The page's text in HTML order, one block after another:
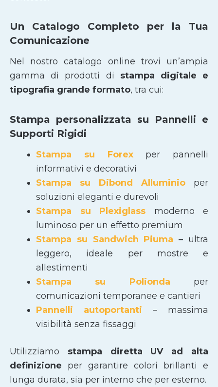
Un Catalogo Completo per la Tua
Comunicazione
Nel nostro catalogo online trovi un’ampia
gamma di prodotti di stampa digitale e
tipografia grande formato, tra cui:
Stampa personalizzata su Pannelli e
Supporti Rigidi
Stampa su Forexper pannelli
informativi e decorativi
Stampa su Dibond Alluminio per
soluzioni eleganti e durevoli
Stampa su Plexiglass moderno e
luminoso per un effetto premium
Stampa su Sandwich Piuma – ultra
leggero, ideale per mostre e
allestimenti
Stampa su Polionda per
comunicazioni temporanee e cantieri
Pannelli autoportanti – massima
visibilità senza fissaggi
Utilizziamo stampa diretta UV ad alta
definizione per garantire colori brillanti e
lunga durata, sia per interno che per esterno.